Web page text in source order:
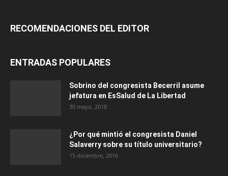
RECOMENDACIONES DEL EDITOR
ENTRADAS POPULARES
Sobrino del congresista Becerril asume
jefatura en EsSalud de La Libertad
30 mayo, 2018
¿Por qué mintió el congresista Daniel
Salaverry sobre su título universitario?
15 diciembre, 2016